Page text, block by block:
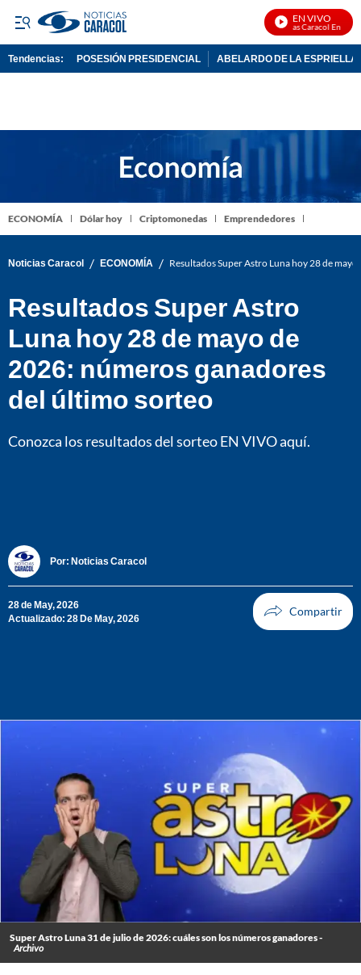
EN VIVO
Noticias Caracol En Vivo
Tendencias: POSESIÓN PRESIDENCIAL ABELARDO DE LA ESPRIELLA
ECONOMÍA Dólar hoy Criptomonedas Emprendedores
Noticias Caracol / ECONOMÍA / Resultados Super Astro Luna hoy 28 de
Resultados Super Astro
Luna hoy 28 de mayo de
2026: números ganadores
del último sorteo
Conozca los resultados del sorteo EN VIVO aquí.
Por: Noticias Caracol
28 de May, 2026
Actualizado: 28 De May, 2026
Super Astro Luna 31 de julio de 2026: cuáles son los números ganadores -
Archivo